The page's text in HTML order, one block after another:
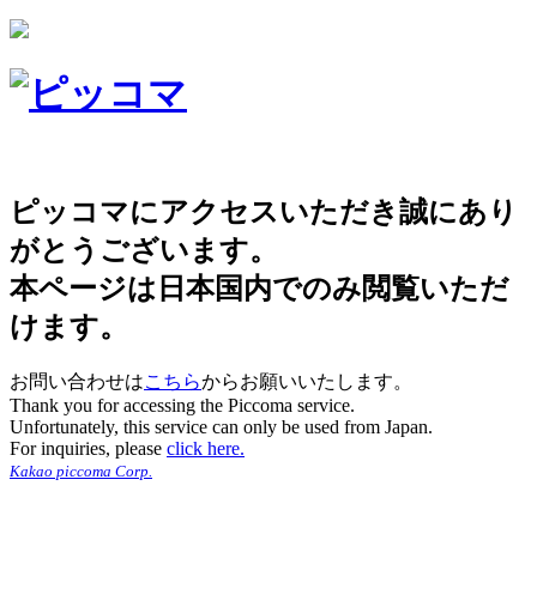
ピッコマにアクセスいただき誠にあり
がとうございます。
本ページは日本国内でのみ閲覧いただ
けます。
お問い合わせはこちらからお願いいたします。
Thank you for accessing the Piccoma service.
Unfortunately, this service can only be used from Japan.
For inquiries, please click here.
Kakao piccoma Corp.